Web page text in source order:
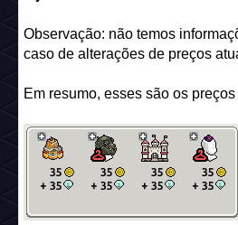
Observação: não temos
caso de alterações de preços
Em resumo, esses são os